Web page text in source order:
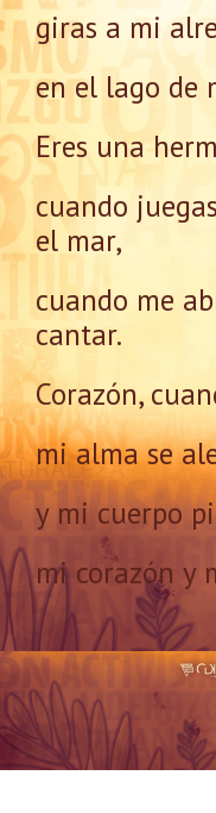
giras a mi
en el lago de
Eres una
cuando
el mar,
cuando me
cantar.
Corazón,
mi alma se
y mi cuerpo
mi corazón y